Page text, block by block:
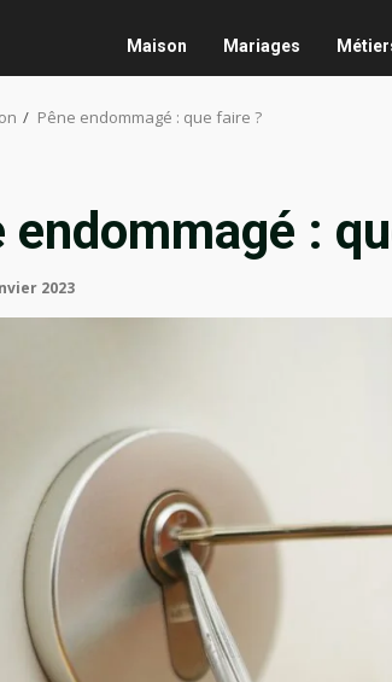
Maison Mariages
Pêne endommagé : que faire ?
endommagé :
2023